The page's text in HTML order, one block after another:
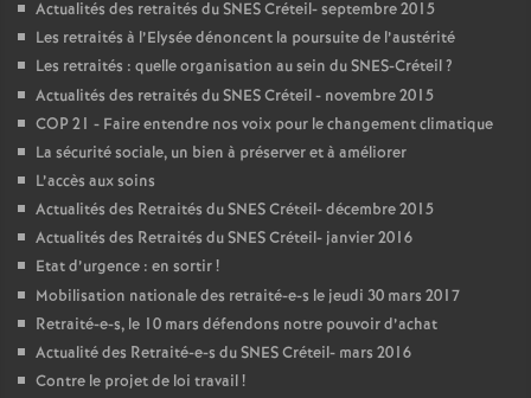
Actualités des retraités duSNESCréteil- septembre 2015
Les retraités à l’Elysée dénoncent la poursuite de l’austérité
Les retraités : quelle organisation au sein duSNES-Créteil?
Actualités des retraités duSNESCréteil - novembre 2015
COP21 - Faire entendre nos voix pour le changement climatique
La sécurité sociale, un bien à préserver et à améliorer
L’accès aux soins
Actualités des Retraités duSNESCréteil- décembre 2015
Actualités des Retraités duSNESCréteil- janvier 2016
Etat d’urgence : en sortir!
Mobilisation nationale des retraité-e-s le jeudi 30 mars 2017
Retraité-e-s, le 10 mars défendons notre pouvoir d’achat
Actualité des Retraité-e-s duSNESCréteil- mars 2016
Contre le projet de loi travail!